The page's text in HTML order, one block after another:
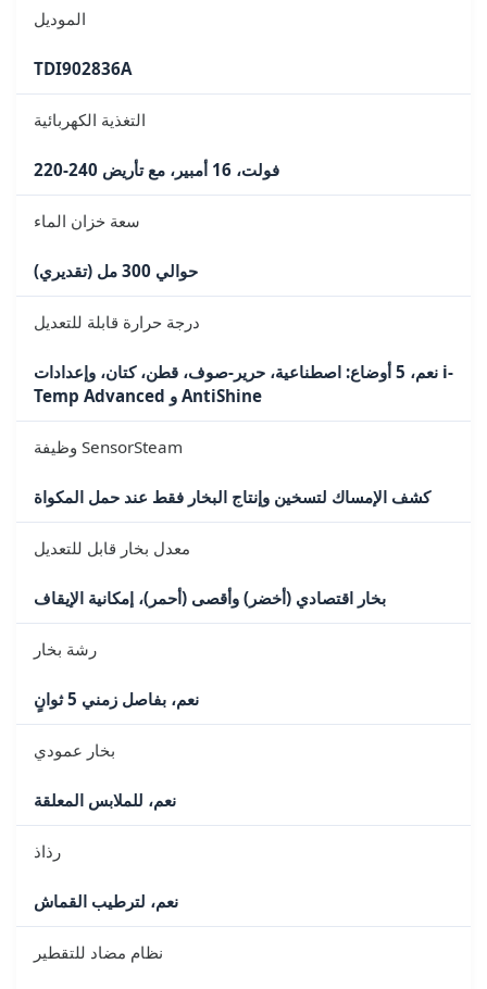
الموديل
TDI902836A
التغذية الكهربائية
220-240 فولت، 16 أمبير، مع تأريض
سعة خزان الماء
حوالي 300 مل (تقديري)
درجة حرارة قابلة للتعديل
نعم، 5 أوضاع: اصطناعية، حرير-صوف، قطن، كتان، وإعدادات i-
Temp Advanced و AntiShine
وظيفة SensorSteam
كشف الإمساك لتسخين وإنتاج البخار فقط عند حمل المكواة
معدل بخار قابل للتعديل
بخار اقتصادي (أخضر) وأقصى (أحمر)، إمكانية الإيقاف
رشة بخار
نعم، بفاصل زمني 5 ثوانٍ
بخار عمودي
نعم، للملابس المعلقة
رذاذ
نعم، لترطيب القماش
نظام مضاد للتقطير